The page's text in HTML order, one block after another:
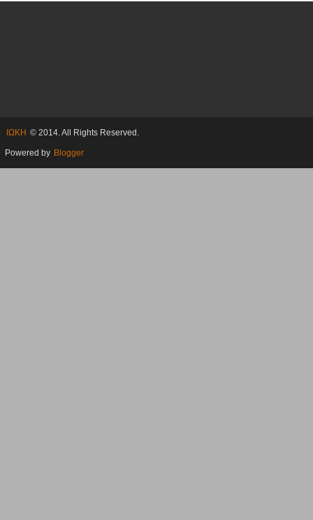
ΙΩΚΗ © 2014. All Rights Reserved.
Powered by Blogger